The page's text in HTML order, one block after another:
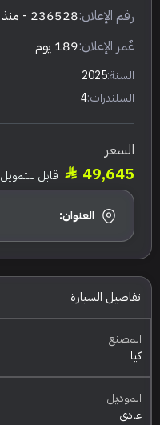
رقم الإعلان:236528 - منذ 8 أشهر
عٌمر الإعلان:189 يوم
السنة:2025
السلندرات:4
السعر
49,645 قابل للتمويل
العنوان:
تفاصيل السيارة
المصنع
كيا
الموديل
عادي